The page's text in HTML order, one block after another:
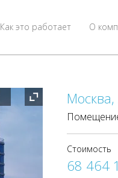
О
Как это работает
Стоимость
68 464